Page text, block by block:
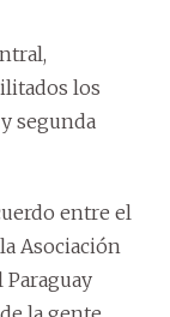
los
segunda
entre el
Asociación